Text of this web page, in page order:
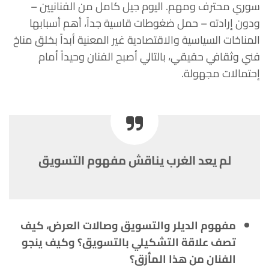
سوري محترف ومهم. اليوم جيل كامل من الفنانيين –
ودون إرادته – حمل ضغوطات قاسية جداً، أهم أسبابها
المناخات السياسية والاقتصادية غير المعنية أبداً بخلق مناخ
فني وثقافي حقيقي، بالتالي أصبح الفنان وحيداً أمام
إحتمالات مجهولة.
لم يعد الغرب يناقش مفهوم التسويق
مفهوم الديلر والتسويق وصالات العرض، كيف
تصف علاقة التشكيلي بالتسويق؟ وكيف ينجو
الفنان من هذا المأزق؟